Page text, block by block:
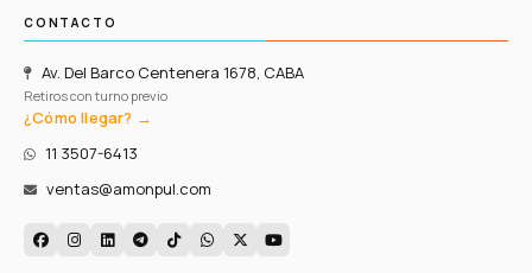
CONTACTO
Av. Del Barco Centenera 1678, CABA
Retiros con turno previo
¿Cómo llegar? →
11 3507-6413
ventas@amonpul.com